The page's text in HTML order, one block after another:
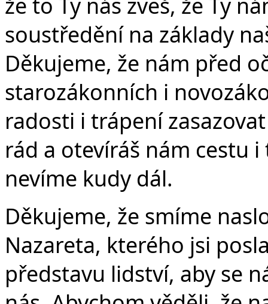
soustředění na základy
Děkujeme, že nám před
starozákonních i
radosti i trápení
rád a otevíráš nám cestu
nevíme kudy dál.
Děkujeme, že smíme
Nazareta, kterého jsi
představu lidství, aby se